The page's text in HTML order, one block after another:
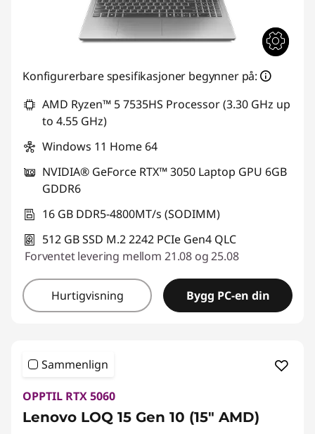
Konfigurerbare spesifikasjoner begynner på:
AMD Ryzen™ 5 7535HS Processor (3.30 GHz up
to 4.55 GHz)
Windows 11 Home 64
NVIDIA® GeForce RTX™ 3050 Laptop GPU 6GB
GDDR6
16 GB DDR5-4800MT/s (SODIMM)
512 GB SSD M.2 2242 PCIe Gen4 QLC
Forventet levering mellom 21.08 og 25.08
Hurtigvisning Bygg PC-en din
Sammenlign
OPPTIL RTX 5060
Lenovo LOQ 15 Gen 10 (15" AMD)